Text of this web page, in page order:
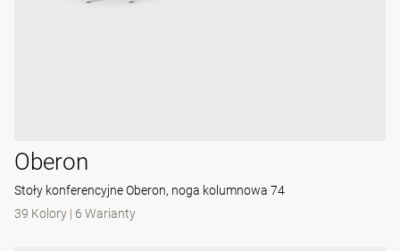
Oberon
Stoły konferencyjne Oberon, noga kolumnowa 74
39 Kolory | 6 Warianty